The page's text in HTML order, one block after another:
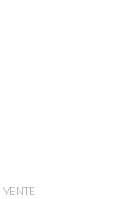
VENTE